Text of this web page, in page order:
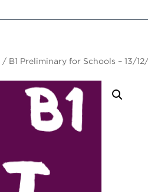
/ B1 Preliminary for Schools – 13/